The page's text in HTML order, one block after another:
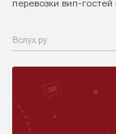
перевозки вип-
Вслух.ру